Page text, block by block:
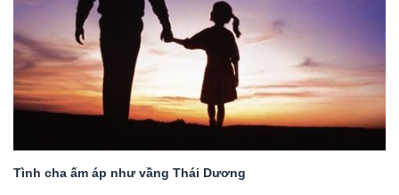
Tình cha ấm áp như vầng Thái Dương